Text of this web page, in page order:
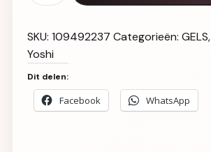
SKU: 109492237 Categorieën: GELS,
Yoshi
Dit delen:
Facebook WhatsApp